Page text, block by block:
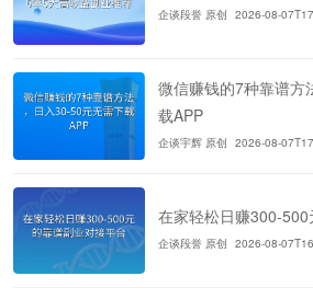
企谈段誉 原创 2026-08-
微信赚钱的7种靠谱方
载APP
企谈宇辉 原创 2026-08-
在家轻松日赚300-
企谈段誉 原创 2026-08-